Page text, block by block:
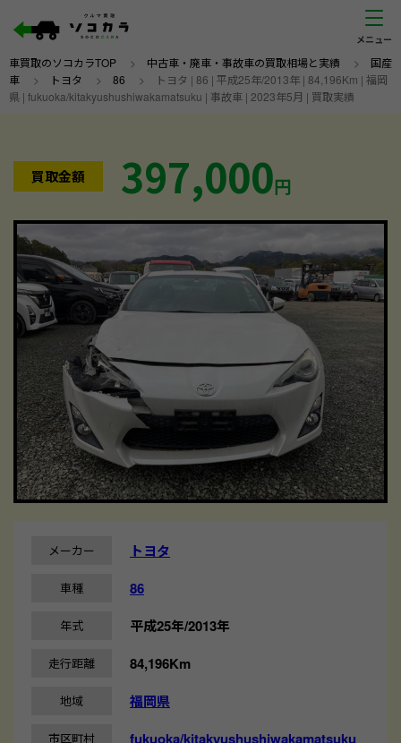
車買取のソコカラTOP > 中古車・廃車・事故車の買取相場と実績 > 国産
車 > トヨタ > 86 >
トヨタ | 86 | 平成25年/2013年 | 84,196Km | 福岡
県 | fukuoka/kitakyushushiwakamatsuku | 事故車 | 2023年5月 | 買取実績
買取金額 397,000円
メーカー トヨタ
車種 86
年式 平成25年/2013年
走行距離 84,196Km
地域 福岡県
市区町村 fukuoka/kitakyushushiwakamatsuku